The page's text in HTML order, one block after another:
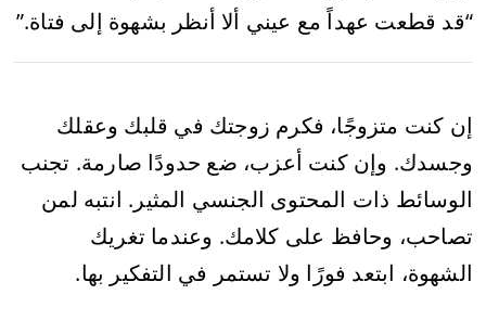
“قد قطعت عهداً مع عيني ألا أنظر بشهوة إلى فتاة.”
إن كنت متزوجًا، فكرم زوجتك في قلبك وعقلك
وجسدك. وإن كنت أعزب، ضع حدودًا صارمة. تجنب
الوسائط ذات المحتوى الجنسي المثير. انتبه لمن
تصاحب، وحافظ على كلامك. وعندما تغريك
الشهوة، ابتعد فورًا ولا تستمر في التفكير بها.